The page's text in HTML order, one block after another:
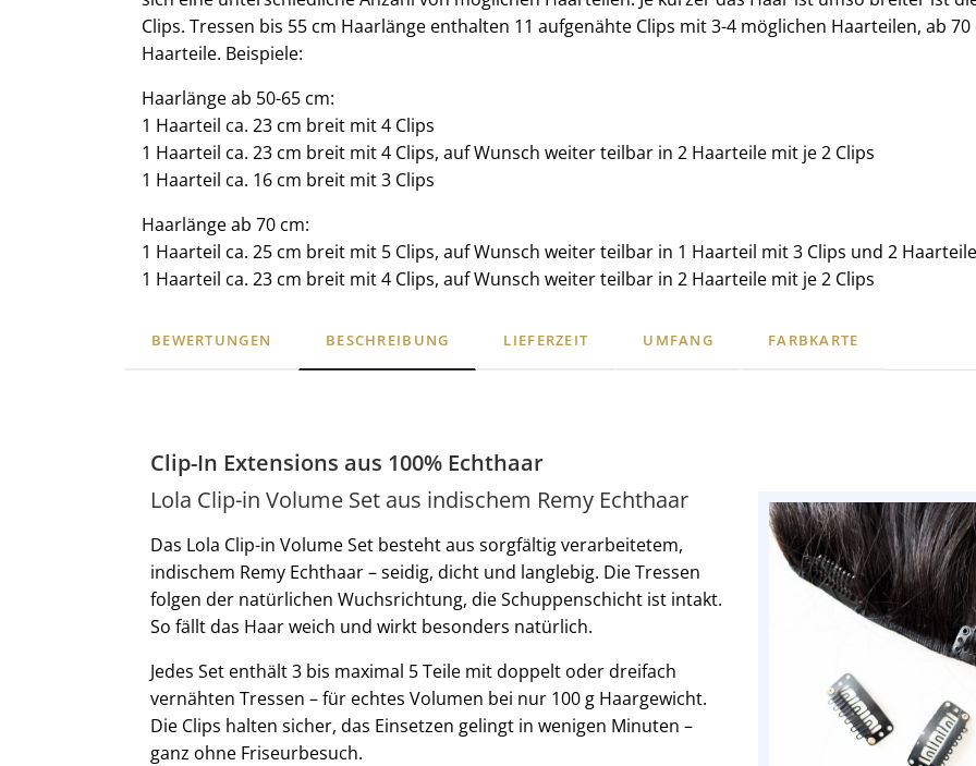
Clips. Tressen bis 55 cm Haarlänge enthalten 11 aufgenähte Clips mit 3-4 möglichen Haarteilen, ab
Haarteile. Beispiele:
Haarlänge ab 50-65 cm:
1 Haarteil ca. 23 cm breit mit 4 Clips
1 Haarteil ca. 23 cm breit mit 4 Clips, auf Wunsch weiter teilbar in 2 Haarteile mit je 2 Clips
1 Haarteil ca. 16 cm breit mit 3 Clips
Haarlänge ab 70 cm:
1 Haarteil ca. 25 cm breit mit 5 Clips, auf Wunsch weiter teilbar in 1 Haarteil mit 3 Clips und 2
1 Haarteil ca. 23 cm breit mit 4 Clips, auf Wunsch weiter teilbar in 2 Haarteile mit je 2 Clips
BEWERTUNGEN BESCHREIBUNG LIEFERZEIT UMFANG FARBKARTE
Clip-In Extensions aus 100% Echthaar
Lola Clip-in Volume Set aus indischem Remy Echthaar
Das Lola Clip-in Volume Set besteht aus sorgfältig verarbeitetem,
indischem Remy Echthaar – seidig, dicht und langlebig. Die Tressen
folgen der natürlichen Wuchsrichtung, die Schuppenschicht ist intakt.
So fällt das Haar weich und wirkt besonders natürlich.
Jedes Set enthält 3 bis maximal 5 Teile mit doppelt oder dreifach
vernähten Tressen – für echtes Volumen bei nur 100 g Haargewicht.
Die Clips halten sicher, das Einsetzen gelingt in wenigen Minuten –
ganz ohne Friseurbesuch.